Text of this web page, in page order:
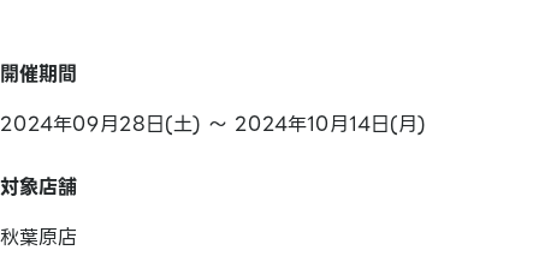
開催期間
2024年09月28日(土) ～ 2024年10月14日(月)
対象店舗
秋葉原店